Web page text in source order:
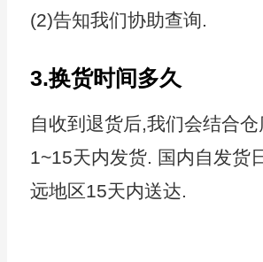
(2)告知我们协助查询.
3.换货时间多久
自收到退货后,我们会结合
1~15天内发货. 国内自发货
远地区15天内送达.